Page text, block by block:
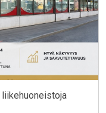
liikehuoneistoja